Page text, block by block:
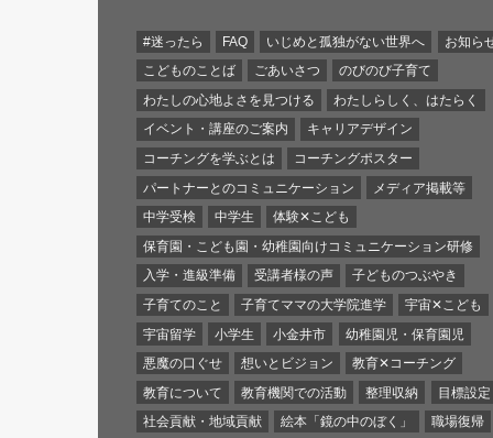
#迷ったら FAQ いじめと孤独がない世界へ
お知ら
こどものことば
ごあいさつ
のびのび子育て
わたしの心地よさを見つける
わたしらしく、はたらく
イベント・講座のご案内
キャリアデザイン
コーチングを学ぶとは
コーチングポスター
パートナーとのコミュニケーション
メディア掲載等
中学受検
中学生
体験✕こども
保育園・こども園・幼稚園向けコミュニケーション研修
入学・進級準備
受講者様の声
子どものつぶやき
子育てのこと
子育てママの大学院進学
宇宙✕こども
宇宙留学
小学生 小金井市
幼稚園児・保育園児
悪魔の口ぐせ
想いとビジョン
教育✕コーチング
教育について
教育機関での活動 整理収納
目標設定
社会貢献・地域貢献
絵本「鏡の中のぼく」 職場復帰